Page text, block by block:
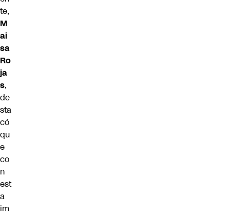
te,
M
ai
sa
Ro
ja
s,
de
sta
có
qu
e
co
n
est
a